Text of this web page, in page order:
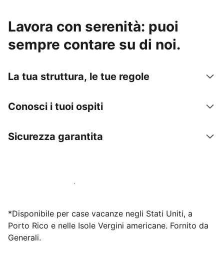
Lavora con serenità: puoi
sempre contare su di noi.
La tua struttura, le tue regole
Conosci i tuoi ospiti
Sicurezza garantita
Inizia subito a lavorare con noi
*Disponibile per case vacanze negli Stati Uniti, a
Porto Rico e nelle Isole Vergini americane. Fornito da
Generali.